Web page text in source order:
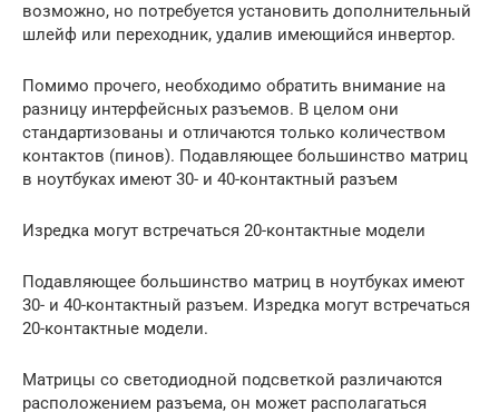
возможно, но потребуется установить дополнительный
шлейф или переходник, удалив имеющийся инвертор.
Помимо прочего, необходимо обратить внимание на
разницу интерфейсных разъемов. В целом они
стандартизованы и отличаются только количеством
контактов (пинов). Подавляющее большинство матриц
в ноутбуках имеют 30- и 40-контактный разъем
Изредка могут встречаться 20-контактные модели
Подавляющее большинство матриц в ноутбуках имеют
30- и 40-контактный разъем. Изредка могут встречаться
20-контактные модели.
Матрицы со светодиодной подсветкой различаются
расположением разъема, он может располагаться